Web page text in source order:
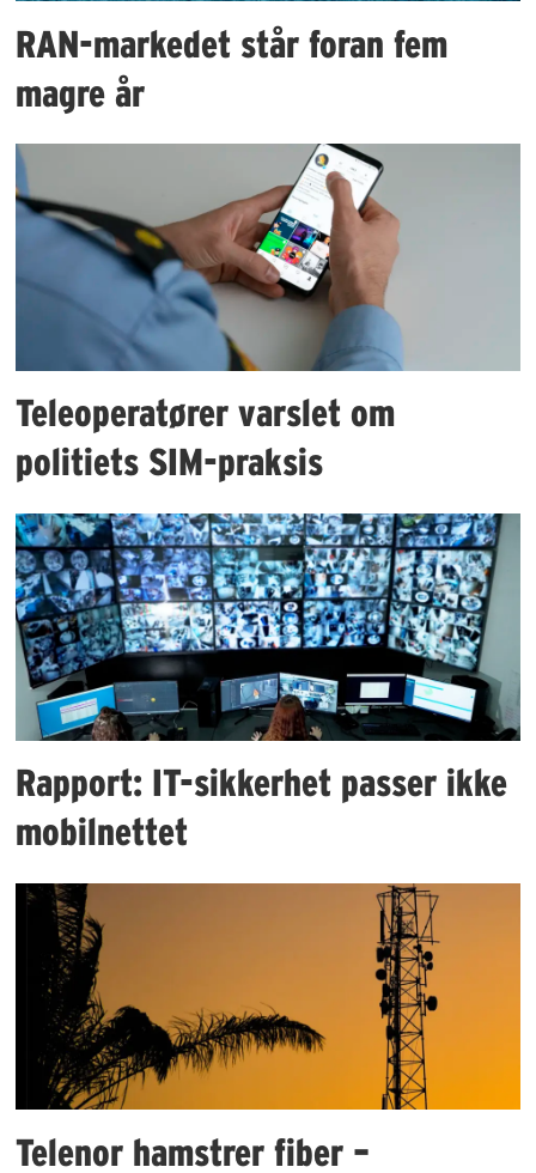
RAN-markedet står foran fem
magre år
Teleoperatører varslet om
politiets SIM-praksis
Rapport: IT-sikkerhet passer ikke
mobilnettet
Telenor hamstrer fiber –